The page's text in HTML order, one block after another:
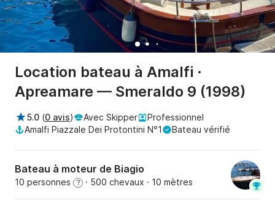
Location bateau à Amalfi ·
Apreamare — Smeraldo 9 (1998)
5.0 (0 avis) Avec Skipper
Professionnel
Amalfi Piazzale Dei Protontini N°1
Bateau vérifié
Bateau à moteur de Biagio
10 personnes ? · 500 chevaux · 10 mètres